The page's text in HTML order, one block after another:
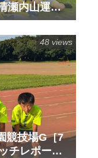
瀬内山運動
『試合結
画』
競技場G［7
チレポー
48 views